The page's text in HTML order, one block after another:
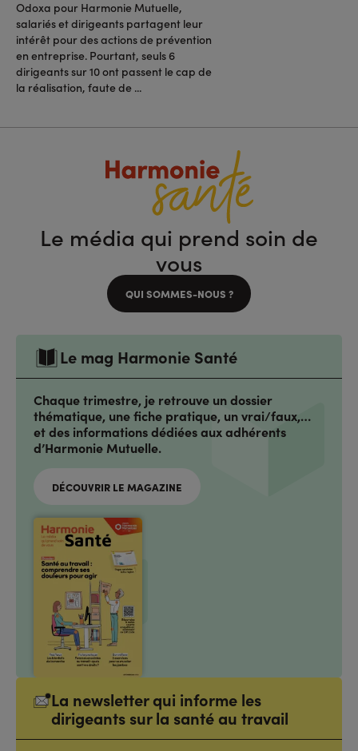
Odoxa pour Harmonie Mutuelle,
salariés et dirigeants partagent leur
intérêt pour des actions de prévention
en entreprise. Pourtant, seuls 6
dirigeants sur 10 ont passent le cap de
la réalisation, faute de ...
Le média qui prend soin de
vous
QUI SOMMES-NOUS ?
Le mag Harmonie Santé
Chaque trimestre, je retrouve un dossier
thématique, une fiche pratique, un vrai/faux,…
et des informations dédiées aux adhérents
d’Harmonie Mutuelle.
DÉCOUVRIR LE MAGAZINE
La newsletter qui informe les
dirigeants sur la santé au travail